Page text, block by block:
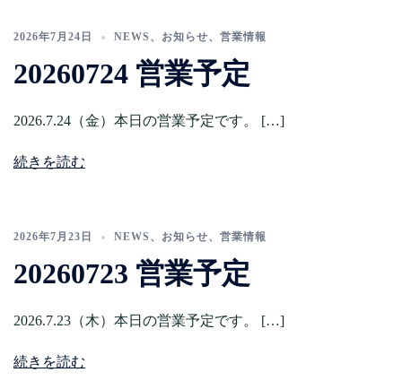
2026年7月24日 NEWS 、 お知らせ、 営業情報
20260724 営業予定
2026.7.24（金）本日の営業予定です。 […]
続きを読む
2026年7月23日 NEWS 、 お知らせ、 営業情報
20260723 営業予定
2026.7.23（木）本日の営業予定です。 […]
続きを読む